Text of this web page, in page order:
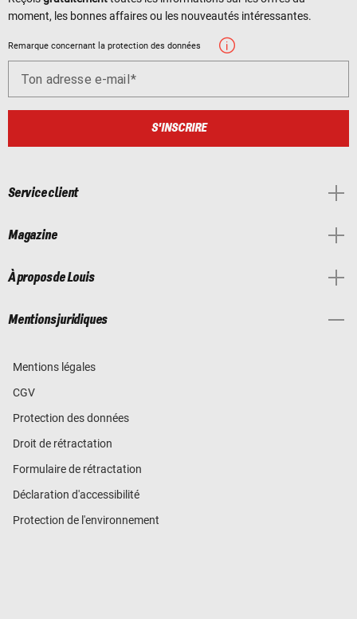
moment, les bonnes affaires ou les nouveautés intéressantes.
Remarque concernant la protection des données
Ton adresse e-mail
S'INSCRIRE
Service client
Magazine
À propos de Louis
Mentions juridiques
Mentions légales
CGV
Protection des données
Droit de rétractation
Formulaire de rétractation
Déclaration d'accessibilité
Protection de l'environnement